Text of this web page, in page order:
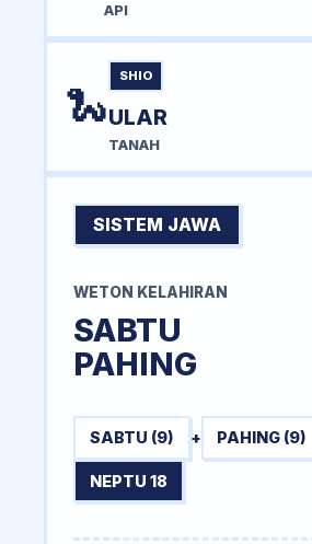
API
🐍
SHIO
ULAR
TANAH
SISTEM JAWA
WETON KELAHIRAN
SABTU
PAHING
SABTU (9) + PAHING (9)
NEPTU 18